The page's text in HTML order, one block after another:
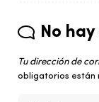
No
Tu dirección de
obligatorios están